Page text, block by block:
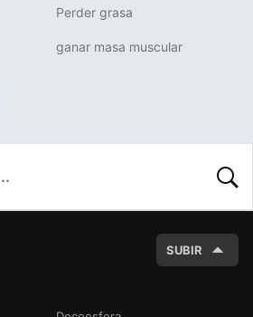
Perder grasa
ganar masa muscular
SUBIR